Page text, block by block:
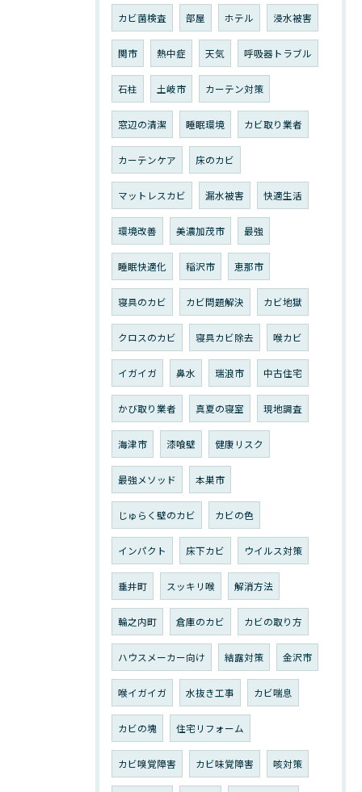
カビ菌検査 部屋 ホテル 浸水被害
関市 熱中症 天気 呼吸器トラブル
石柱 土岐市 カーテン対策
窓辺の清潔 睡眠環境 カビ取り業者
カーテンケア 床のカビ
マットレスカビ 漏水被害 快適生活
環境改善 美濃加茂市 最強
睡眠快適化 稲沢市 恵那市
寝具のカビ カビ問題解決 カビ地獄
クロスのカビ 寝具カビ除去 喉カビ
イガイガ 鼻水 瑞浪市 中古住宅
かび取り業者 真夏の寝室 現地調査
海津市 漆喰壁 健康リスク
最強メソッド 本巣市
じゅらく壁のカビ カビの色
インパクト 床下カビ ウイルス対策
垂井町 スッキリ喉 解消方法
輪之内町 倉庫のカビ カビの取り方
ハウスメーカー向け 結露対策 金沢市
喉イガイガ 水抜き工事 カビ喘息
カビの塊 住宅リフォーム
カビ嗅覚障害 カビ味覚障害 咳対策